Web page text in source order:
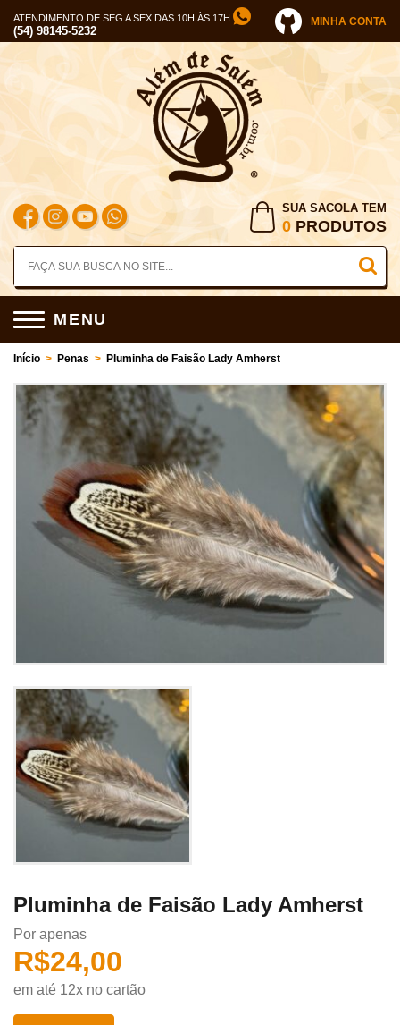
ATENDIMENTO DE SEG A SEX DAS 10H ÀS 17H
(54) 98145-5232
MINHA CONTA
SUA SACOLA TEM
0 PRODUTOS
MENU
Início > Penas > Pluminha de Faisão Lady Amherst
Pluminha de Faisão Lady Amherst
Por apenas
R$24,00
em até 12x no cartão